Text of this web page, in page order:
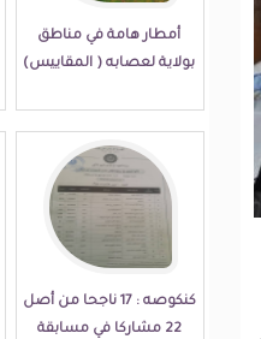
أمطار هامة في مناطق
بولاية لعصابه ( المقاييس)
كنكوصه : 17 ناجحا من أصل
22 مشاركا في مسابقة